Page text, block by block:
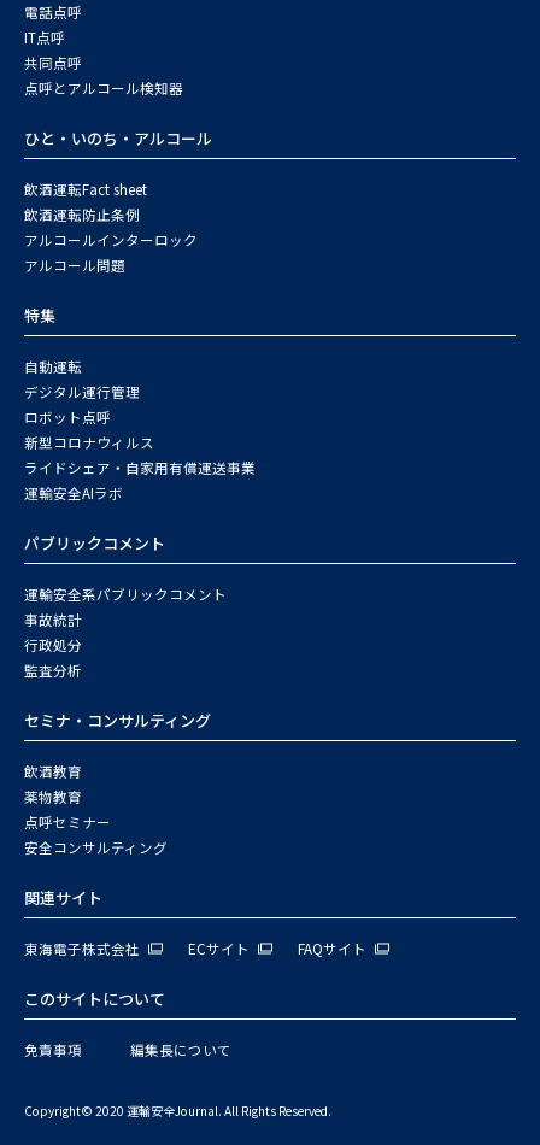
電話点呼
IT点呼
共同点呼
点呼とアルコール検知器
ひと・いのち・アルコール
飲酒運転Fact sheet
飲酒運転防止条例
アルコールインターロック
アルコール問題
特集
自動運転
デジタル運行管理
ロボット点呼
新型コロナウィルス
ライドシェア・自家用有償運送事業
運輸安全AIラボ
パブリックコメント
運輸安全系パブリックコメント
事故統計
行政処分
監査分析
セミナ・コンサルティング
飲酒教育
薬物教育
点呼セミナー
安全コンサルティング
関連サイト
東海電子株式会社 ECサイト FAQサイト
このサイトについて
免責事項 編集長について
Copyright© 2020 運輸安全Journal. All Rights Reserved.